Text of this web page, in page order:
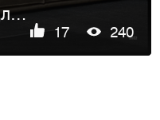
Коммерческое предложение для мебельной компании Мелкон
17 240